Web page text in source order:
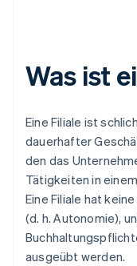
Was ist
Eine Filiale ist
dauerhafter
den das
Tätigkeiten in
Eine Filiale hat
(d. h. Autonomie),
ausgeübt werden.